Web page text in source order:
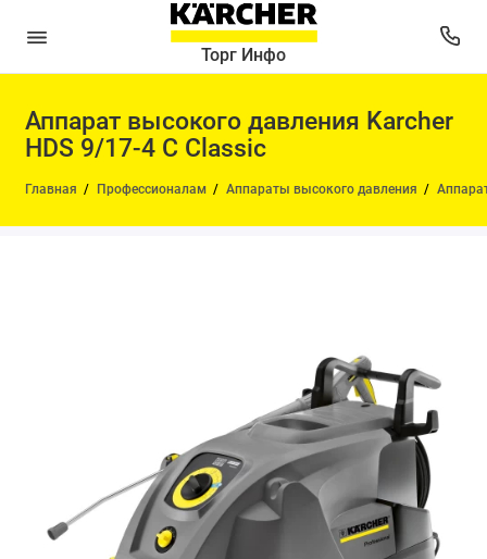
Торг Инфо
Аппарат высокого давления Karcher
HDS 9/17-4 C Classic
Главная Профессионалам Аппараты высокого давления